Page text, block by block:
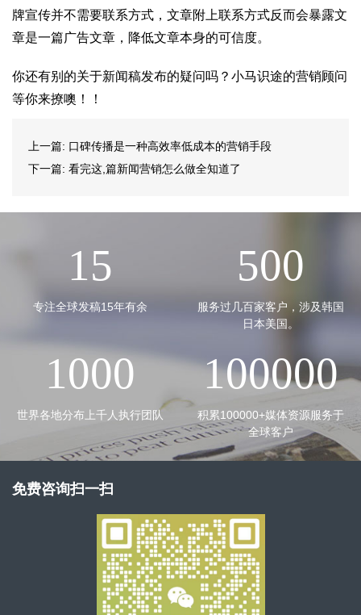
牌宣传并不需要联系方式，文章附上联系方式反而会暴露文
章是一篇广告文章，降低文章本身的可信度。
你还有别的关于新闻稿发布的疑问吗？小马识途的营销顾问
等你来撩噢！！
上一篇: 口碑传播是一种高效率低成本的营销手段
下一篇: 看完这,篇新闻营销怎么做全知道了
15
专注全球发稿15年有余
500
服务过几百家客户，涉及韩国
日本美国。
1000
世界各地分布上千人执行团队
100000
积累100000+媒体资源服务于
全球客户
免费咨询扫一扫